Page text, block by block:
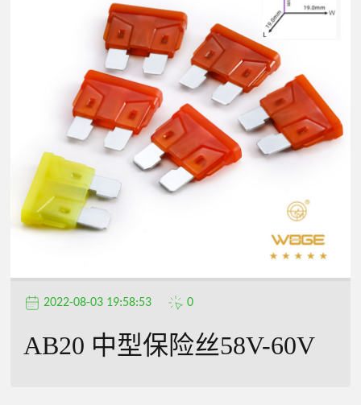
2022-08-03 19:58:53 0
AB20 中型保险丝58V-60V